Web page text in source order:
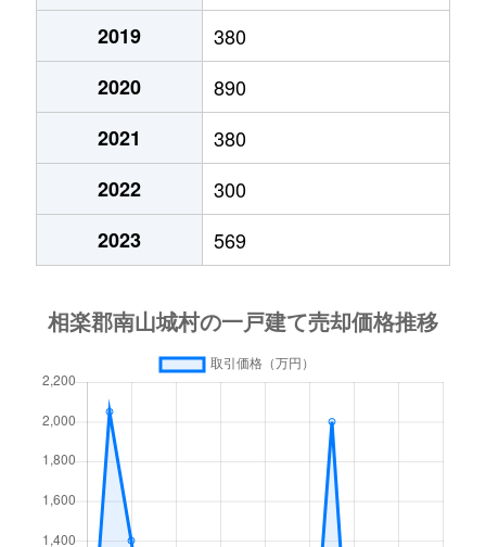
2019
380
2020
890
2021
380
2022
300
2023
569